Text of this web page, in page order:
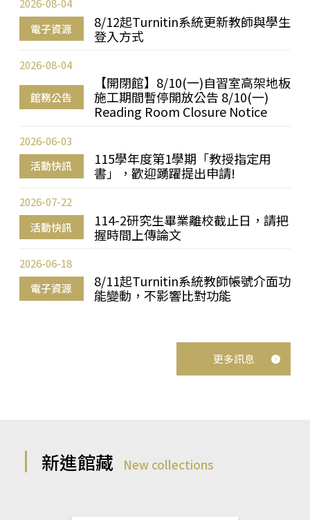
電子資源
8/12起Turnitin系統更新教師與學生
登入方式
2026-08-04
館務公告
【開閉館】8/10(一)自習室高架地板
施工期間暫停開放公告 8/10(一)
Reading Room Closure Notice
2026-08-04
活動快訊
115學年度第1學期「教授指定用
書」，歡迎踴躍提出申請!
2026-06-03
活動快訊
114-2研究生畢業離校截止日，請把
握時間上傳論文
2026-07-22
電子資源
8/11起Turnitin系統教師帳號介面功
能變動，不影響比對功能
2026-06-18
更多訊息
新進館藏 New collections